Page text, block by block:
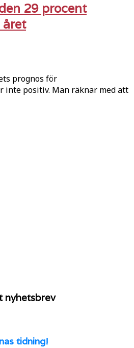
29 procent
året
prognos för
inte positiv. Man räknar med att
nyhetsbrev
tidning!